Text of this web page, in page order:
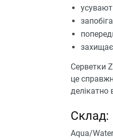
Серветки
це
делікатно
Склад:
Aqua/